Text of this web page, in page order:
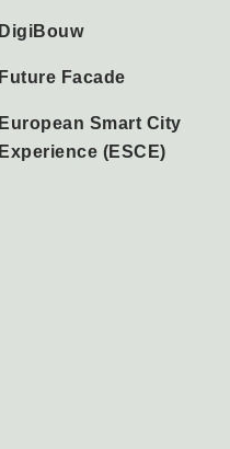
DigiBouw
Future Facade
European Smart City
Experience (ESCE)